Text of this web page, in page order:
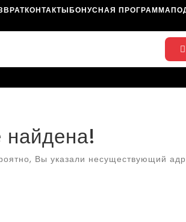
КОНТАКТЫ БОНУСНАЯ ПРОГРАММА
Вы указали несуществующий